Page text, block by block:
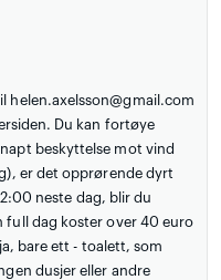
helen.axelsson@gmail.com
Du kan fortøye
beskyttelse mot vind
er det opprørende dyrt
neste dag, blir du
full dag koster over 40 euro
bare ett - toalett, som
dusjer eller andre